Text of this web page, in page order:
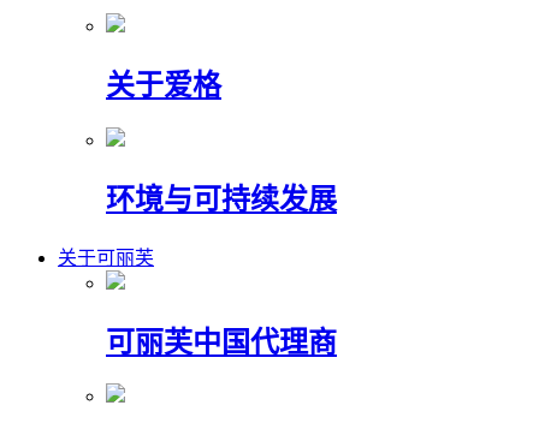
关于爱格
环境与可持续发展
关于可丽芙
可丽芙中国代理商